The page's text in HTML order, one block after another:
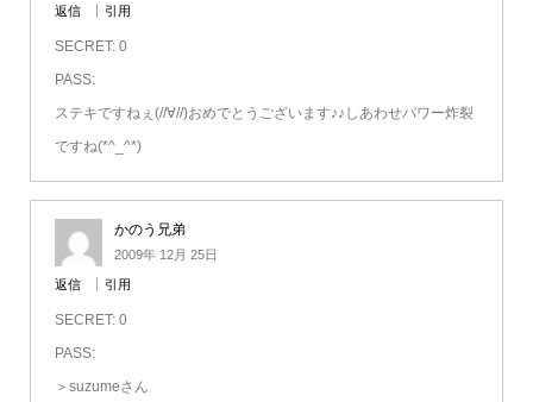
返信 引用
SECRET: 0
PASS:
ステキですねぇ(//∀//)おめでとうございます♪♪しあわせパワー炸裂
ですね(*^_^*)
かのう兄弟
2009年 12月 25日
返信 引用
SECRET: 0
PASS:
＞suzumeさん